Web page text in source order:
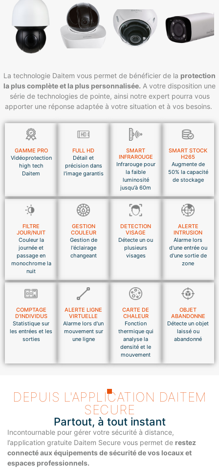
La technologie Daitem vous permet de bénéficier de la protection
la plus complète et la plus personnalisée. A votre disposition une
série de technologies de pointe, ainsi notre expert pourra vous
apporter une réponse adaptée à votre situation et à vos besoins.
GAMME PRO
Vidéoprotection
high tech
Daitem
FULL HD
Détail et
précision dans
l'image garantis
SMART
INFRAROUGE
Infrarouge pour
la faible
luminosité
jusqu'à 60m
SMART STOCK
H265
Augmente de
50% la capacité
de stockage
FILTRE
JOUR/NUIT
Couleur la
journée et
passage en
monochrome la
nuit
GESTION
COULEUR
Gestion de
l'éclairage
changeant
DETECTION
VISAGE
Détecte un ou
plusieurs
visages
ALERTE
INTRUSION
Alarme lors
d'une entrée ou
d'une sortie de
zone
COMPTAGE
D'INDIVIDUS
Statistique sur
les entrées et les
sorties
ALERTE LIGNE
VIRTUELLE
Alarme lors d'un
mouvement sur
une ligne
CARTE DE
CHALEUR
Fonction
thermique qui
analyse la
densité et le
mouvement
OBJET
ABANDONNE
Détecte un objet
laissé ou
abandonné
DEPUIS L'APPLICATION DAITEM
SECURE
Partout, à tout instant
Incontournable pour gérer votre sécurité à distance,
l’application gratuite Daitem Secure vous permet de restez
connecté aux équipements de sécurité de vos locaux et
espaces professionnels.